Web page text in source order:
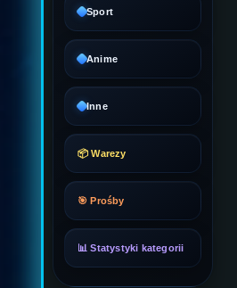
Sport
Anime
Inne
📦 Warezy
🎯 Prośby
📊 Statystyki kategorii